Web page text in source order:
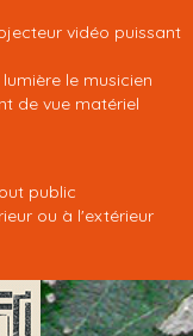
vidéo puissant
le musicien
de vue matériel
public
ou à l'extérieur